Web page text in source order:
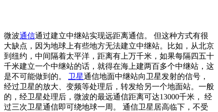
微波通信通过建立中继站实现远距离通信。 但这种方式有很
大缺点，因为地球上有些地方无法建立中继站。比如，从北京
到纽约，中间隔着太平洋，距离有上万千米，如果每隔四五十
千米建立一个中继站的话，就得在海上建两百多个中继站，这
是不可能做到的。 卫星通信地面中继站向卫星发射的信号，
经过卫星的放大、变频等处理后，转发给另一个地面站。一般
的，经卫星处理后，微波的最远通信距离可达13000千米， 经
过三次卫星通信即可绕地球一周。 通信卫星居高临下，不受